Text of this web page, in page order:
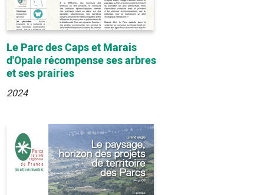
Le Parc des Caps et Marais
d'Opale récompense ses arbres
et ses prairies
2024